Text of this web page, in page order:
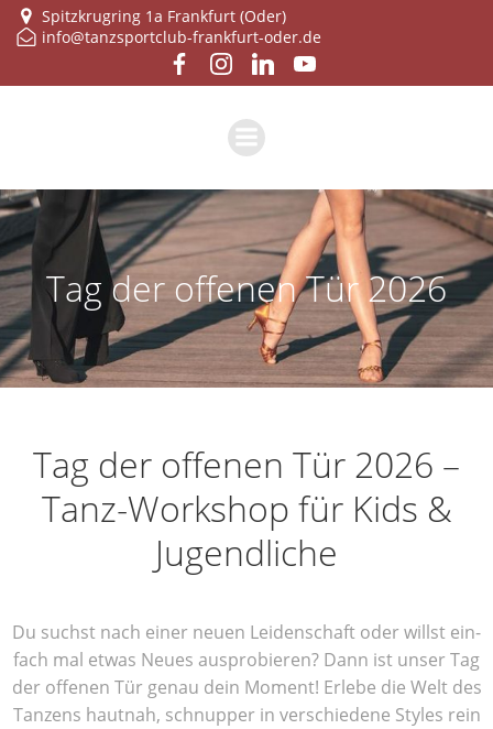
Zum
Inhalt
springen
Spitzkrugring 1a Frankfurt (Oder)
info@tanzsportclub-frankfurt-oder.de
Tag der offe­nen Tür 2026
Tag der offe­nen Tür 2026 –
Tanz-Work­shop für Kids &
Jugendliche
Du suchst nach einer neu­en Lei­den­schaft oder willst ein­
fach mal etwas Neu­es aus­pro­bie­ren? Dann ist unser Tag
der offe­nen Tür genau dein Moment! Erle­be die Welt des
Tan­zens haut­nah, schnup­per in ver­schie­de­ne Styl­es rein